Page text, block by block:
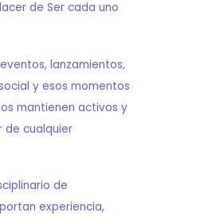
de Ser cada uno
lanzamientos,
y esos momentos
mantienen activos y
de cualquier
de
experiencia,